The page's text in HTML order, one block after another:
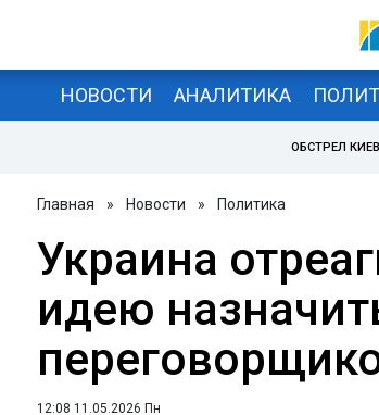
НОВОСТИ АНАЛИТИКА
ОБСТРЕЛ
Главная » Новости » Политика
Украина
идею
12:08 11.05.2026 Пн